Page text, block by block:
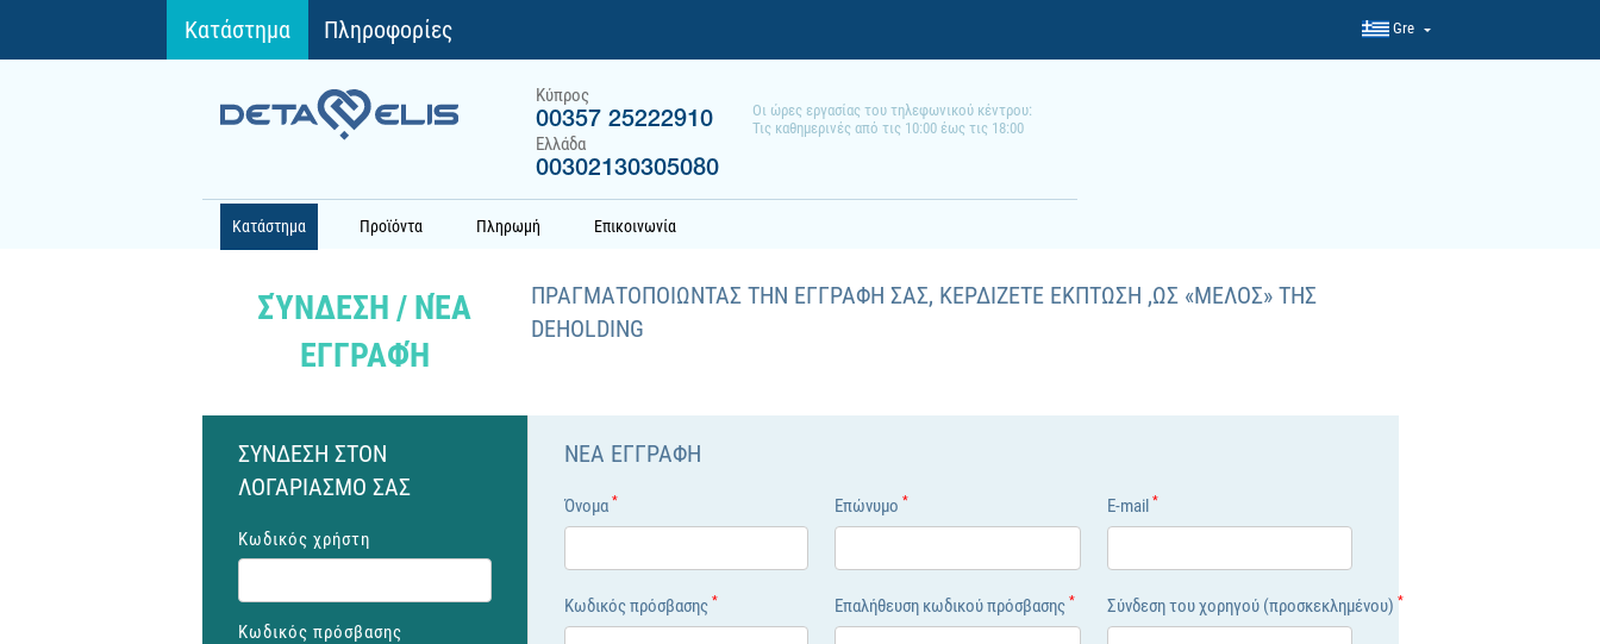
Κατάστημα Πληροφορίες Gre
Κύπρος
00357 25222910
Ελλάδα
00302130305080
Οι ώρες εργασίας του τηλεφωνικού κέντρου:
Τις καθημερινές από τις 10:00 έως τις 18:00
Κατάστημα Προϊόντα Πληρωμή Επικοινωνία
ΣΎΝΔΕΣΗ / ΝΈΑ
ΕΓΓΡΑΦΉ
ΠΡΑΓΜΑΤΟΠΟΙΩΝΤΑΣ ΤΗΝ ΕΓΓΡΑΦH ΣΑΣ, ΚΕΡΔIΖΕΤΕ ΕΚΠΤΩΣΗ ,ΩΣ «ΜEΛΟΣ» ΤΗΣ
DEHOLDING
ΣYΝΔΕΣΗ ΣΤΟΝ
ΛΟΓΑΡΙΑΣΜO ΣΑΣ
Κωδικός χρήστη
Κωδικός πρόσβασης
ΝEΑ ΕΓΓΡΑΦH
Όνομα * Επώνυμο* E-mail*
Κωδικός πρόσβασης * Επαλήθευση κωδικού πρόσβασης* Σύνδεση του χορηγού (προσκεκλημένου)*